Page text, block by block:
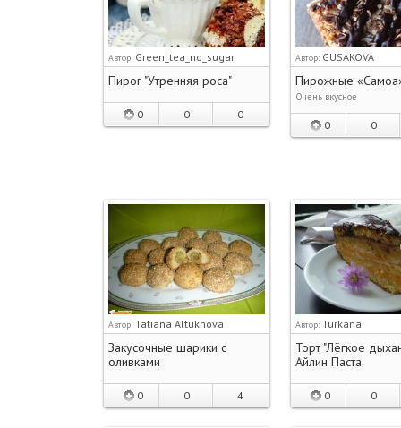
Автор: Green_tea_no_sugar
Пирог "Утренняя роса"
0 0 0
Автор: GUSAKOVA
Пирожные
Очень вкусное
0 0
Автор: Tatiana Altukhova
Закусочные шарики с
оливками
0 0 4
Автор: Turkana
Торт "Лёгкое
Айлин Паста
0 0